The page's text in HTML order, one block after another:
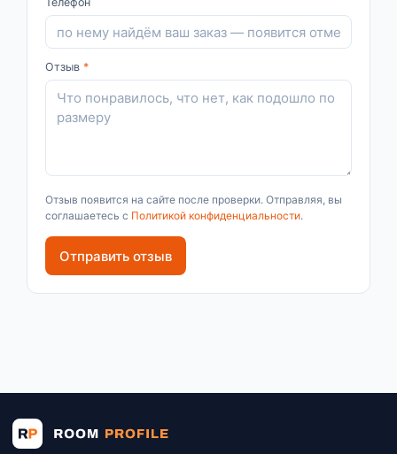
Отзыв *
Отзыв появится на сайте после проверки. Отправляя, вы
соглашаетесь с Политикой конфиденциальности.
Отправить отзыв